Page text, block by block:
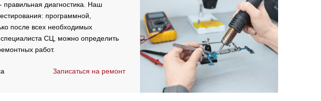
правильная диагностика. Наш
программной,
после всех необходимых
СЦ, можно определить
работ.
Записаться на ремонт